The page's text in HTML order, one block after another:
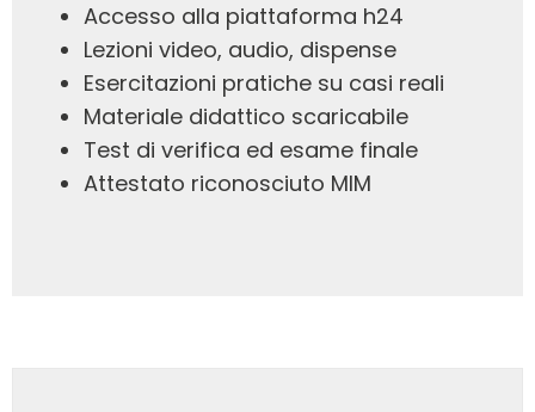
Accesso alla piattaforma h24
Lezioni video, audio, dispense
Esercitazioni pratiche su casi reali
Materiale didattico scaricabile
Test di verifica ed esame finale
Attestato riconosciuto MIM